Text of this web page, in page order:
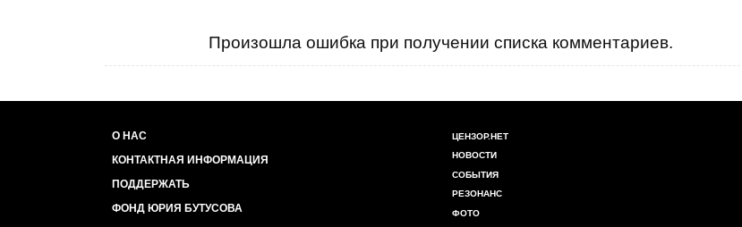
Произошла ошибка при получении списка комментариев.
О НАС
КОНТАКТНАЯ ИНФОРМАЦИЯ
ПОДДЕРЖАТЬ
ФОНД ЮРИЯ БУТУСОВА
ЦЕНЗОР.НЕТ
НОВОСТИ
СОБЫТИЯ
РЕЗОНАНС
ФОТО